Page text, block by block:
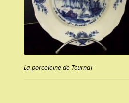
La porcelaine de Tournai